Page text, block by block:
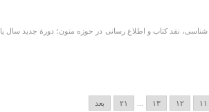
نقد کتاب و اطلاع رسانی در حوزه متون؛ دورۀ جدید سال
۱۱ ۱۲ ۱۳ ۲۱ بعد